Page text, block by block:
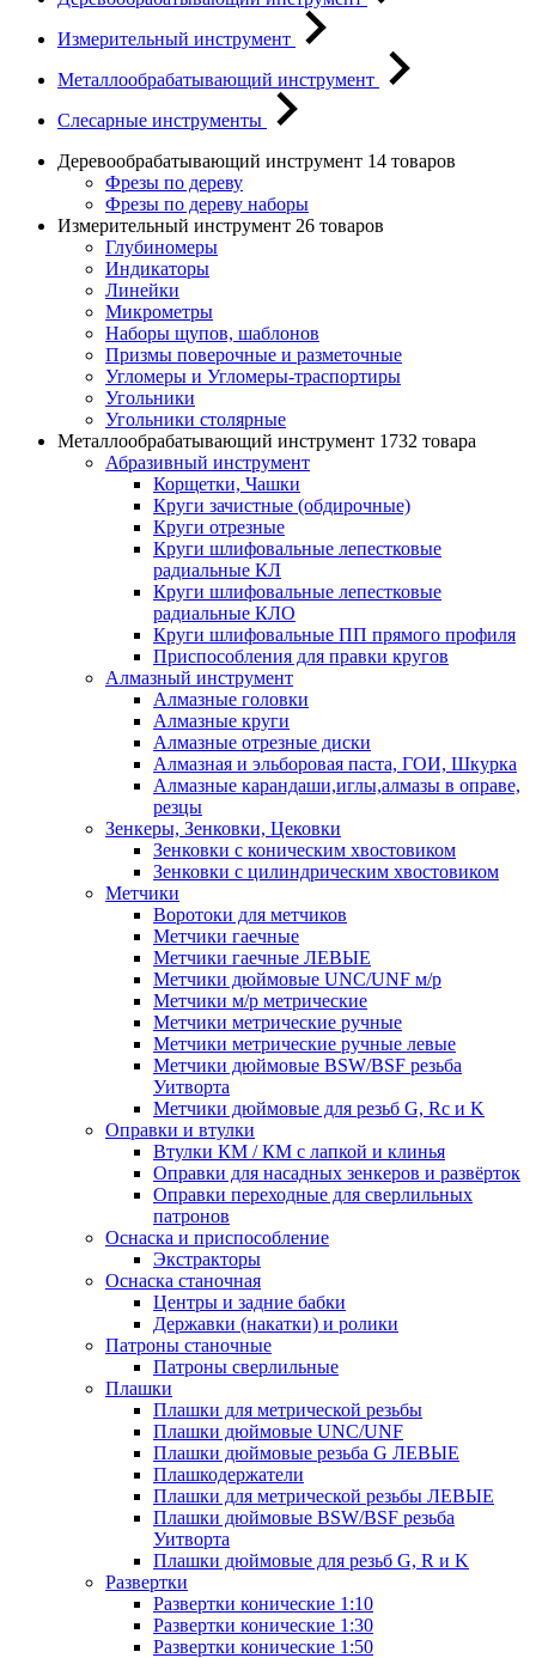
Измерительный инструмент
Металлообрабатывающий инструмент
Слесарные инструменты
Деревообрабатывающий инструмент 14 товаров
Фрезы по дереву
Фрезы по дереву наборы
Измерительный инструмент 26 товаров
Глубиномеры
Индикаторы
Линейки
Микрометры
Наборы щупов, шаблонов
Призмы поверочные и разметочные
Угломеры и Угломеры-траспортиры
Угольники
Угольники столярные
Металлообрабатывающий инструмент 1732 товара
Абразивный инструмент
Корщетки, Чашки
Круги зачистные (обдирочные)
Круги отрезные
Круги шлифовальные лепестковые
радиальные КЛ
Круги шлифовальные лепестковые
радиальные КЛО
Круги шлифовальные ПП прямого профиля
Приспособления для правки кругов
Алмазный инструмент
Алмазные головки
Алмазные круги
Алмазные отрезные диски
Алмазная и эльборовая паста, ГОИ, Шкурка
Алмазные карандаши,иглы,алмазы в оправе,
резцы
Зенкеры, Зенковки, Цековки
Зенковки с коническим хвостовиком
Зенковки с цилиндрическим хвостовиком
Метчики
Воротоки для метчиков
Метчики гаечные
Метчики гаечные ЛЕВЫЕ
Метчики дюймовые UNC/UNF м/р
Метчики м/р метрические
Метчики метрические ручные
Метчики метрические ручные левые
Метчики дюймовые BSW/BSF резьба
Уитворта
Метчики дюймовые для резьб G, Rc и K
Оправки и втулки
Втулки КМ / КМ с лапкой и клинья
Оправки для насадных зенкеров и развёрток
Оправки переходные для сверлильных
патронов
Оснаска и приспособление
Экстракторы
Оснаска станочная
Центры и задние бабки
Державки (накатки) и ролики
Патроны станочные
Патроны сверлильные
Плашки
Плашки для метрической резьбы
Плашки дюймовые UNC/UNF
Плашки дюймовые резьба G ЛЕВЫЕ
Плашкодержатели
Плашки для метрической резьбы ЛЕВЫЕ
Плашки дюймовые BSW/BSF резьба
Уитворта
Плашки дюймовые для резьб G, R и K
Развертки
Развертки конические 1:10
Развертки конические 1:30
Развертки конические 1:50